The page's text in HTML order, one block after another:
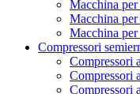
Macchina
Macchina
Macchina
Compressori
Compressori
Compressori
Compressori